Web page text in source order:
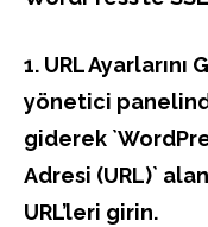
1. URL
yönetici
giderek
Adresi (URL)`
URL’leri girin.